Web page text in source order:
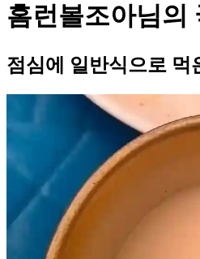
홈런볼조아님의
점심에 일반식으로 먹